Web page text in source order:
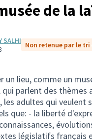
de la
SALHI Non retenue par le
un lieu, comme un
qui parlent des
adultes qui veulent
que: - la liberté
législatifs français